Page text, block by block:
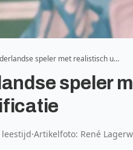
speler met realistisch u…
speler
·Artikelfoto: René